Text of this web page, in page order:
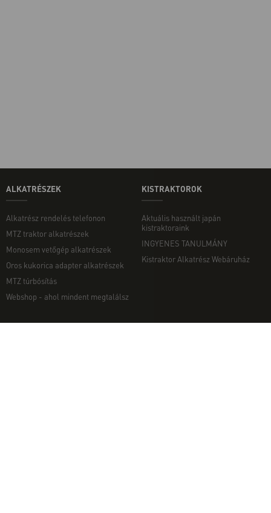
ALKATRÉSZEK
Alkatrész rendelés telefonon
MTZ traktor alkatrészek
Monosem vetőgép alkatrészek
Oros kukorica adapter alkatrészek
MTZ túrbósítás
Webshop - ahol mindent megtalálsz
KISTRAKTOROK
Aktuális használt japán
kistraktoraink
INGYENES TANULMÁNY
Kistraktor Alkatrész Webáruház